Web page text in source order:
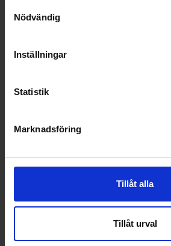
Nödvändig
Inställningar
Statistik
Marknadsföring
Tillåt alla
Tillåt urval